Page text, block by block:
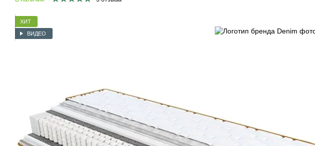
ХИТ
ВИДЕО